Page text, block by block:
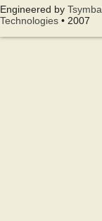
Engineered by
Technologies • 2007